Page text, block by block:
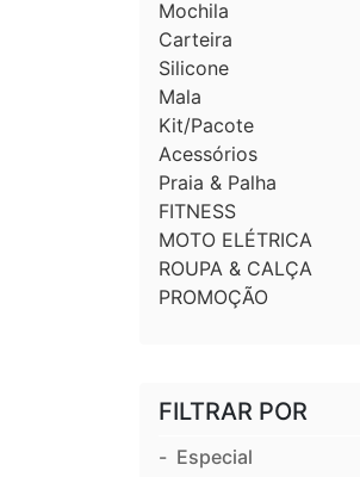
Mochila
Carteira
Silicone
Mala
Kit/Pacote
Acessórios
Praia & Palha
FITNESS
MOTO ELÉTRICA
ROUPA & CALÇA
PROMOÇÃO
FILTRAR POR
Especial